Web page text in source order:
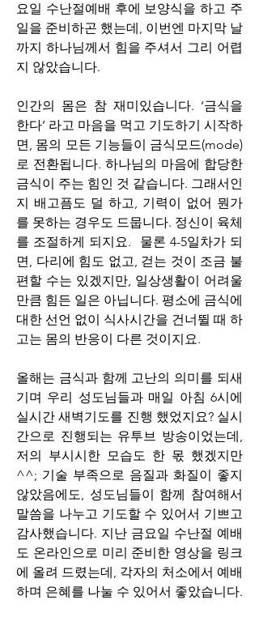
요일 수난절예배 후에 보양식을 하고 주
일을 준비하곤 했는데, 이번엔 마지막 날
까지 하나님께서 힘을 주셔서 그리 어렵
지 않았습니다.
인간의 몸은 참 재미있습니다. ‘금식을
한다’ 라고 마음을 먹고 기도하기 시작하
면, 몸의 모든 기능들이 금식모드(mode)
로 전환됩니다. 하나님의 마음에 합당한
금식이 주는 힘인 것 같습니다. 그래서인
지 배고픔도 덜 하고, 기력이 없어 뭔가
를 못하는 경우도 드뭅니다. 정신이 육체
를 조절하게 되지요.  물론 4-5일차가 되
면, 다리에 힘도 없고, 걷는 것이 조금 불
편할 수는 있겠지만, 일상생활이 어려울
만큼 힘든 일은 아닙니다. 평소에 금식에
대한 선언 없이 식사시간을 건너뛸 때 하
고는 몸의 반응이 다른 것이지요.
올해는 금식과 함께 고난의 의미를 되새
기며 우리 성도님들과 매일 아침 6시에
실시간 새벽기도를 진행 했었지요? 실시
간으로 진행되는 유투브 방송이었는데,
저의 부시시한 모습도 한 몫 했겠지만
^^; 기술 부족으로 음질과 화질이 좋지
않았음에도, 성도님들이 함께 참여해서
말씀을 나누고 기도할 수 있어서 기쁘고
감사했습니다. 지난 금요일 수난절 예배
도 온라인으로 미리 준비한 영상을 링크
에 올려 드렸는데, 각자의 처소에서 예배
하며 은혜를 나눌 수 있어서 좋았습니다.